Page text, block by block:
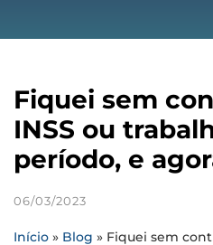
Fiquei sem
INSS ou
período, e
06/03/2023
Início » Blog » Fiquei sem